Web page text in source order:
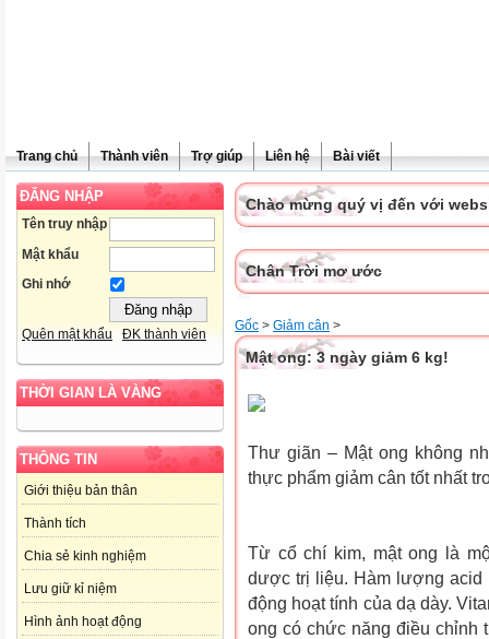
Trang chủ Thành viên Trợ giúp Liên hệ Bài viết
ĐĂNG NHẬP
Tên truy nhập
Mật khẩu
Ghi nhớ
Quên mật khẩu ĐK thành viên
THỜI GIAN LÀ VÀNG
THÔNG TIN
Giới thiệu bản thân
Thành tích
Chia sẻ kinh nghiệm
Lưu giữ kỉ niệm
Hình ảnh hoạt động
Chào mừng quý vị đến với
Chân Trời mơ ước
Gốc > Giảm cân >
Mật ong: 3 ngày giảm 6 kg!
Thư giãn – Mật ong không
thực phẩm giảm cân tốt nhất
Từ cổ chí kim, mật ong là
dược trị liệu. Hàm lượng acid
động hoạt tính của dạ dày.
ong có chức năng điều chỉnh